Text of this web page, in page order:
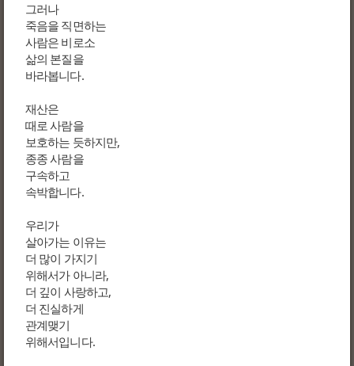
그러나
죽음을 직면하는
사람은 비로소
삶의 본질을
바라봅니다.
재산은
때로 사람을
보호하는 듯하지만,
종종 사람을
구속하고
속박합니다.
우리가
살아가는 이유는
더 많이 가지기
위해서가 아니라,
더 깊이 사랑하고,
더 진실하게
관계맺기
위해서입니다.